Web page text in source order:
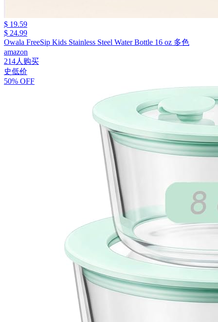
$ 19.59
$ 24.99
Owala FreeSip Kids Stainless Steel Water Bottle 16 oz 多色
amazon
214人购买
史低价
50% OFF